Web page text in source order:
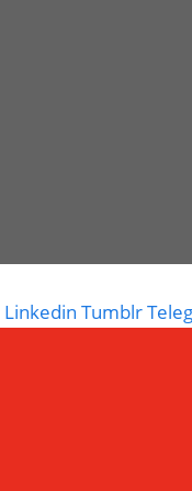
Linkedin Tumblr